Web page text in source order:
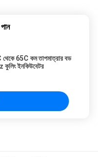
থেকে 65C কম তাপমাত্রার বড
কুলিং ইনকিউবেটর